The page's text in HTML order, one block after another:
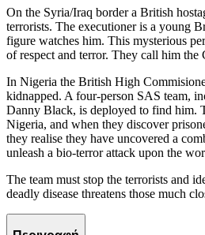
On the Syria/Iraq border a British
terrorists. The executioner is a young
figure watches him. This mysterious
of respect and terror. They call him the
In Nigeria the British High
kidnapped. A four-person SAS team,
Danny Black, is deployed to find him.
Nigeria, and when they discover
they realise they have uncovered a
unleash a bio-terror attack upon the
The team must stop the terrorists and
deadly disease threatens those much